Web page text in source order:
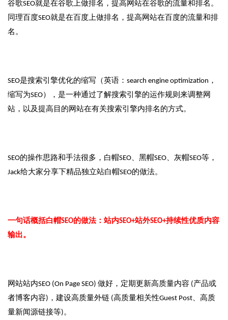
谷歌SEO就是在谷歌上做排名，提高网站在谷歌的流量和排名。
同理百度SEO就是在百度上做排名，提高网站在百度的流量和排
名。
SEO是搜索引擎优化的缩写（英语：search engine optimization，
缩写为SEO），是一种通过了解搜索引擎的运作规则来调整网
站，以及提高目的网站在有关搜索引擎内排名的方式。
SEO的操作思路和手法很多，白帽SEO、黑帽SEO、灰帽SEO等，
Jack给大家分享下精品独立站白帽SEO的做法。
一句话概括白帽SEO的做法：站内SEO+站外SEO+持续性优质内容
输出。
网站站内SEO (On Page SEO) 做好，定期更新高质量内容 (产品或
者博客内容)，建设高质量外链 (高质量相关性Guest Post、高质
量新闻源链接等)。